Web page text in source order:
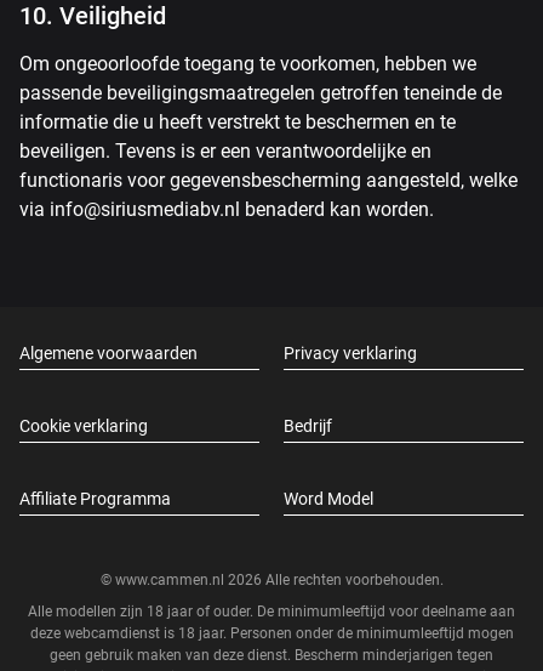
10. Veiligheid
Om ongeoorloofde toegang te voorkomen, hebben we
passende beveiligingsmaatregelen getroffen teneinde de
informatie die u heeft verstrekt te beschermen en te
beveiligen. Tevens is er een verantwoordelijke en
functionaris voor gegevensbescherming aangesteld, welke
via info@siriusmediabv.nl benaderd kan worden.
Algemene voorwaarden Privacy verklaring
Cookie verklaring Bedrijf
Affiliate Programma Word Model
© www.cammen.nl 2026 Alle rechten voorbehouden.
Alle modellen zijn 18 jaar of ouder. De minimumleeftijd voor deelname aan
deze webcamdienst is 18 jaar. Personen onder de minimumleeftijd mogen
geen gebruik maken van deze dienst. Bescherm minderjarigen tegen